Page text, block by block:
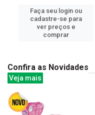
Faça seu login ou
cadastre-se para
ver preços e
comprar
Confira as Novidades
Veja mais